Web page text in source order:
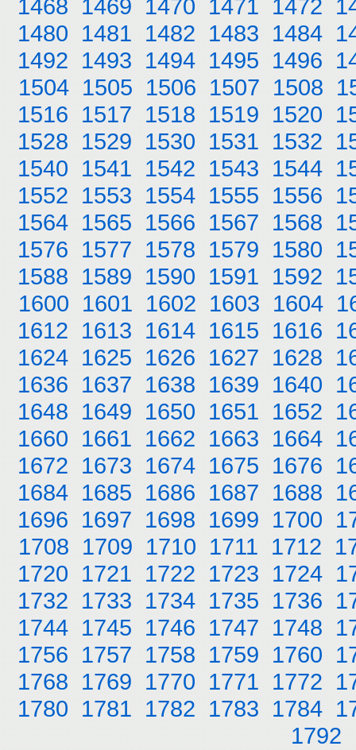
1468 1469 1470 1471 1472
1480 1481 1482 1483 1484
1492 1493 1494 1495 1496
1504 1505 1506 1507 1508
1516 1517 1518 1519 1520
1528 1529 1530 1531 1532
1540 1541 1542 1543 1544
1552 1553 1554 1555 1556
1564 1565 1566 1567 1568
1576 1577 1578 1579 1580
1588 1589 1590 1591 1592
1600 1601 1602 1603 1604
1612 1613 1614 1615 1616
1624 1625 1626 1627 1628
1636 1637 1638 1639 1640
1648 1649 1650 1651 1652
1660 1661 1662 1663 1664
1672 1673 1674 1675 1676
1684 1685 1686 1687 1688
1696 1697 1698 1699 1700
1708 1709 1710 1711 1712
1720 1721 1722 1723 1724
1732 1733 1734 1735 1736
1744 1745 1746 1747 1748
1756 1757 1758 1759 1760
1768 1769 1770 1771 1772
1780 1781 1782 1783 1784
1792